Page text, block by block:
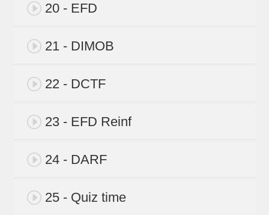
20 - EFD
21 - DIMOB
22 - DCTF
23 - EFD Reinf
24 - DARF
25 - Quiz time